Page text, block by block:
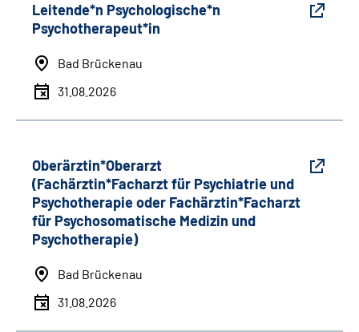
Leitende*n Psychologische*n
Psychotherapeut*in
Bad Brückenau
31.08.2026
Oberärztin*Oberarzt
(Fachärztin*Facharzt für Psychiatrie und
Psychotherapie oder Fachärztin*Facharzt
für Psychosomatische Medizin und
Psychotherapie)
Bad Brückenau
31.08.2026